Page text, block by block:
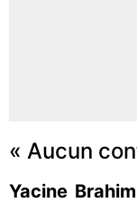
« Aucun
Yacine